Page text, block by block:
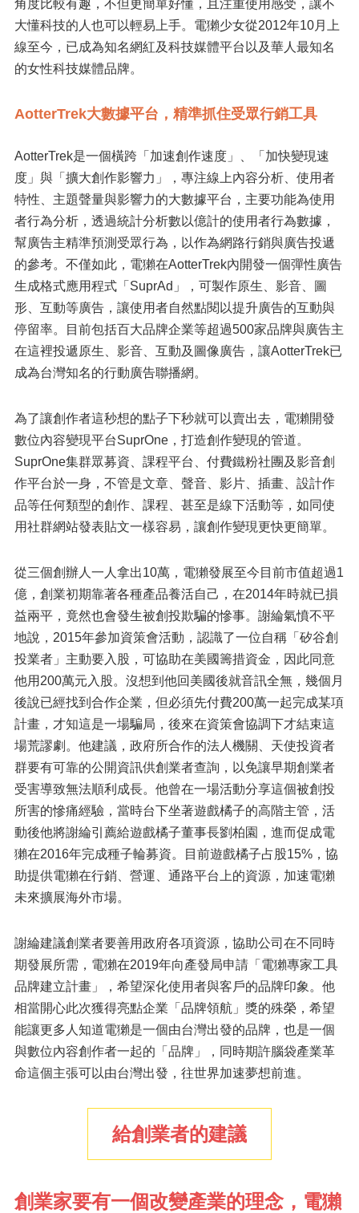
角度比較有趣，不但更簡單好懂，且注重使用感受，讓不
大懂科技的人也可以輕易上手。電獺少女從2012年10月上
線至今，已成為知名網紅及科技媒體平台以及華⼈最知名
的女性科技媒體品牌。
AotterTrek大數據平台，精準抓住受眾行銷工具
AotterTrek是一個橫跨「加速創作速度」、「加快變現速
度」與「擴大創作影響⼒」，專注線上內容分析、使用者
特性、主題聲量與影響力的大數據平台，主要功能為使用
者行為分析，透過統計分析數以億計的使用者行為數據，
幫廣告主精準預測受眾行為，以作為網路行銷與廣告投遞
的參考。不僅如此，電獺在AotterTrek內開發一個彈性廣告
生成格式應用程式「SuprAd」，可製作原生、影音、圖
形、互動等廣告，讓使用者自然點閱以提升廣告的互動與
停留率。目前包括百大品牌企業等超過500家品牌與廣告主
在這裡投遞原生、影音、互動及圖像廣告，讓AotterTrek已
成為台灣知名的行動廣告聯播網。
為了讓創作者這秒想的點子下秒就可以賣出去，電獺開發
數位內容變現平台SuprOne，打造創作變現的管道。
SuprOne集群眾募資、課程平台、付費鐵粉社團及影音創
作平台於一身，不管是文章、聲音、影片、插畫、設計作
品等任何類型的創作、課程、甚至是線下活動等，如同使
用社群網站發表貼文一樣容易，讓創作變現更快更簡單。
從三個創辦人一人拿出10萬，電獺發展至今目前市值超過1
億，創業初期靠著各種產品養活自己，在2014年時就已損
益兩平，竟然也會發生被創投欺騙的慘事。謝綸氣憤不平
地說，2015年參加資策會活動，認識了一位自稱「矽谷創
投業者」主動要入股，可協助在美國籌措資金，因此同意
他用200萬元入股。沒想到他回美國後就音訊全無，幾個月
後說已經找到合作企業，但必須先付費200萬一起完成某項
計畫，才知這是一場騙局，後來在資策會協調下才結束這
場荒謬劇。他建議，政府所合作的法人機關、天使投資者
群要有可靠的公開資訊供創業者查詢，以免讓早期創業者
受害導致無法順利成長。他曾在一場活動分享這個被創投
所害的慘痛經驗，當時台下坐著遊戲橘子的高階主管，活
動後他將謝綸引薦給遊戲橘子董事長劉柏園，進而促成電
獺在2016年完成種子輪募資。目前遊戲橘子占股15%，協
助提供電獺在行銷、營運、通路平台上的資源，加速電獺
未來擴展海外市場。
謝綸建議創業者要善用政府各項資源，協助公司在不同時
期發展所需，電獺在2019年向產發局申請「電獺專家工具
品牌建立計畫」，希望深化使用者與客戶的品牌印象。他
相當開心此次獲得亮點企業「品牌領航」獎的殊榮，希望
能讓更多人知道電獺是一個由台灣出發的品牌，也是一個
與數位內容創作者一起的「品牌」，同時期許腦袋產業革
命這個主張可以由台灣出發，往世界加速夢想前進。
給創業者的建議
創業家要有一個改變產業的理念，電獺